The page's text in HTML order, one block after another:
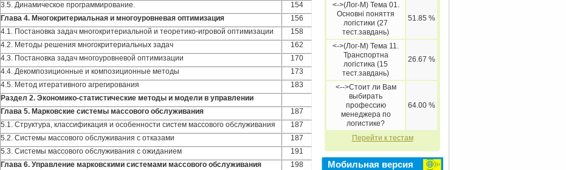
3.5. Динамическое программирование.
154
Глава 4. Многокритериальная и многоуровневая оптимизация
156
4.1. Постановка задач многокритериальной и теоретико-игровой оптимизации
158
4.2. Методы решения многокритериальных задач
162
4.3. Постановка задач многоуровневой оптимизации
170
4.4. Декомпозиционные и композиционные методы
173
4.5. Метод итеративного агрегирования
183
Раздел 2. Экономико-статистические методы и модели в управлении
Глава 5. Марковские системы массового обслуживания
187
5.1. Структура, классификация и особенности систем массового обслуживания
187
5.2. Системы массового обслуживания с отказами
187
5.3. Системы массового обслуживания с ожиданием
191
Глава 6. Управление марковскими системами массового обслуживания
198
<->(Лог-М) Тема 01.
Основні поняття
логістики (27
тест.завдань)
51.85 %
<->(Лог-М) Тема 11.
Транспортна
логістика (15
тест.завдань)
26.67 %
<-->Стоит ли Вам
выбирать
профессию
менеджера по
логистике?
64.00 %
Перейти к тестам
Мобильная версия